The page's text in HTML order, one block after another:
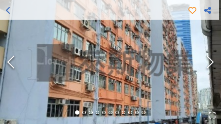
更多出租樓盤 更多出售樓盤